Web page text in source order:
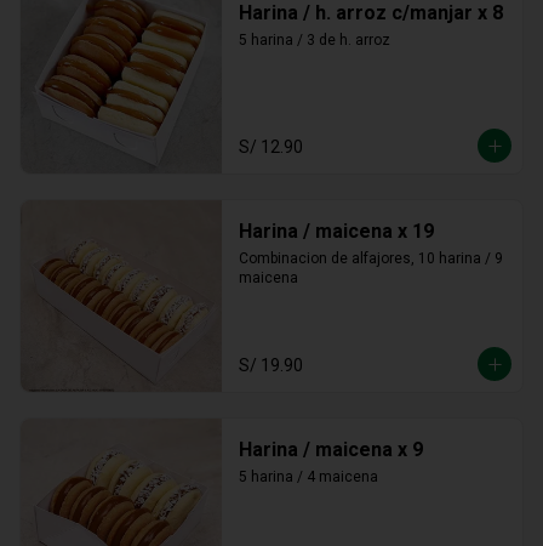
Harina / h. arroz c/manjar x 8
5 harina / 3 de h. arroz
S/ 12.90
Harina / maicena x 19
Combinacion de alfajores, 10 harina / 9
maicena
S/ 19.90
Harina / maicena x 9
5 harina / 4 maicena